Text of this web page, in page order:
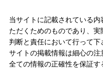
当サイトに記載されている
ただくためのものであり、
判断と責任において行って
サイトの掲載情報は細心の
全ての情報の正確性を保証